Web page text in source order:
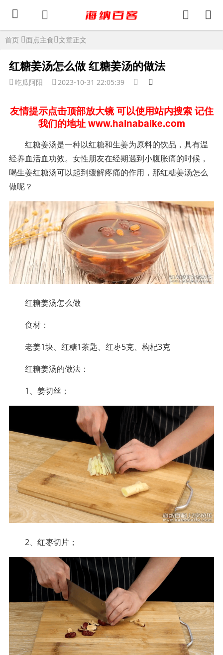
首页 面点主食 文章正文
红糖姜汤怎么做 红糖姜汤的做法
吃瓜阿阳 2023-10-31 22:05:39
友情提示点击顶部放大镜 可以使用站内搜索 记住
我们的地址 www.hainabaike.com
红糖姜汤是一种以红糖和生姜为原料的饮品，具有温
经养血活血功效。女性朋友在经期遇到小腹胀痛的时候，
喝生姜红糖汤可以起到缓解疼痛的作用，那红糖姜汤怎么
做呢？
红糖姜汤怎么做
食材：
老姜1块、红糖1茶匙、红枣5克、构杞3克
红糖姜汤的做法：
1、姜切丝；
2、红枣切片；